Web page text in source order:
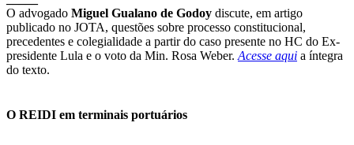
O advogado Miguel Gualano de Godoy discute, em artigo
publicado no JOTA, questões sobre processo constitucional,
precedentes e colegialidade a partir do caso presente no HC do Ex-
presidente Lula e o voto da Min. Rosa Weber. Acesse aqui a íntegra
do texto.
O REIDI em terminais portuários